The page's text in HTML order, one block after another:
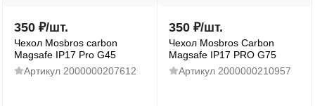
350 ₽/шт.
Чехол Mosbros carbon
Magsafe IP17 Pro G45
Артикул 2000000207612
350 ₽/шт.
Чехол Mosbros Carbon
Magsafe IP17 PRO G75
Артикул 2000000210957